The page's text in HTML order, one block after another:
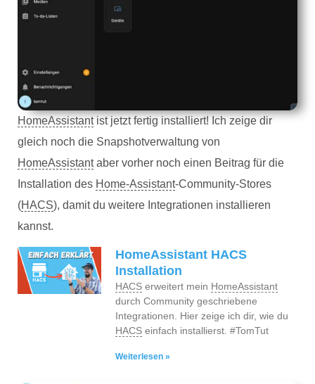
HomeAssistantist jetzt fertig installiert! Ich zeige dir
gleich noch die Snapshotverwaltung von
HomeAssistantaber vorher noch einen Beitrag für die
Installation des Home-Assistant-Community-Stores
(HACS), damit du weitere Integrationen installieren
kannst.
HomeAssistant HACS
Installation
HACS erweitert mein HomeAssistant
durch Community geschriebene
Integrationen. Hier zeige ich dir, wie du
HACS einfach installierst. #TomTut
Weiterlesen »